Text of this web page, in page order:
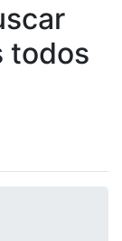
todos